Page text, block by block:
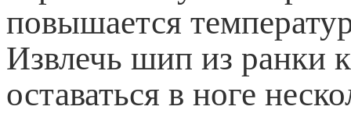
повышается
Извлечь шип из ранки
оставаться в ноге